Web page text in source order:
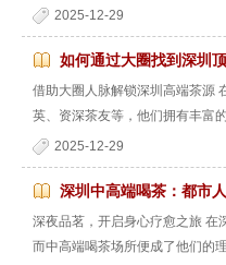
2025-12-29
如何通过大圈找到深圳
借助大圈人脉解锁深圳高端茶源
英、资深茶友等，他们拥有丰富
2025-12-29
深圳中高端喝茶：都市
深夜品茗，开启身心疗愈之旅 在
而中高端喝茶场所便成了他们的